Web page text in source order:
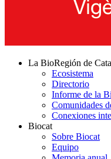
La BioRegión de
Ecosistema
Directorio
Informe de la
Comunidades
Conexiones
Biocat
Sobre Biocat
Equipo